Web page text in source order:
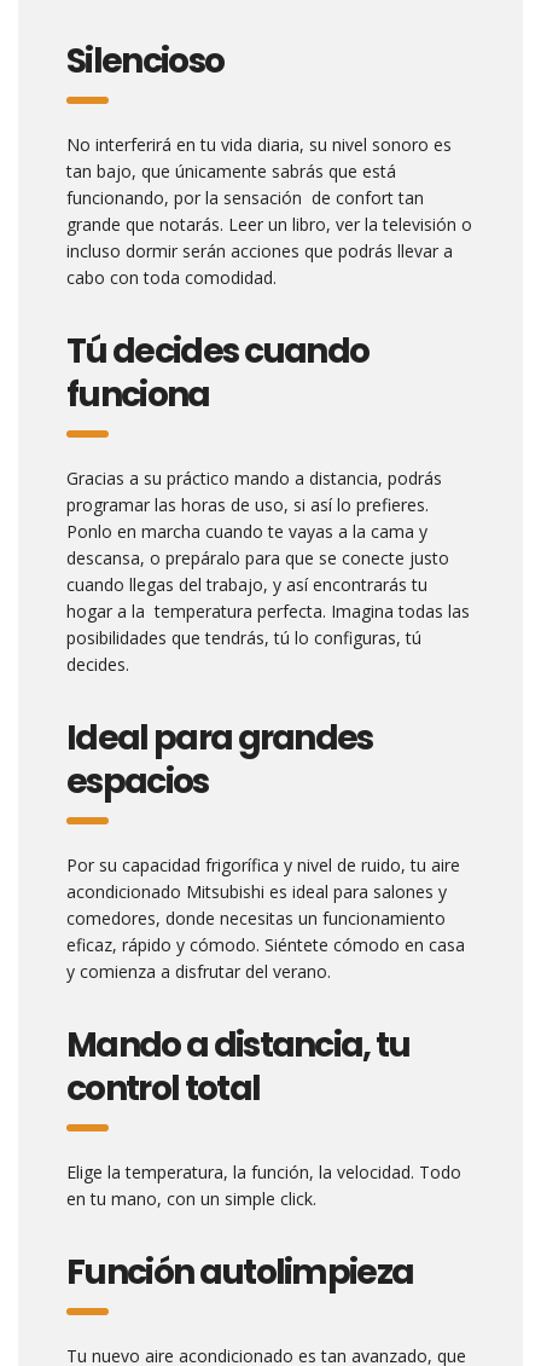
Silencioso
No interferirá en tu vida diaria, su nivel sonoro es
tan bajo, que únicamente sabrás que está
funcionando, por la sensación de confort tan
grande que notarás. Leer un libro, ver la televisión o
incluso dormir serán acciones que podrás llevar a
cabo con toda comodidad.
Tú decides cuando
funciona
Gracias a su práctico mando a distancia, podrás
programar las horas de uso, si así lo prefieres.
Ponlo en marcha cuando te vayas a la cama y
descansa, o prepáralo para que se conecte justo
cuando llegas del trabajo, y así encontrarás tu
hogar a la temperatura perfecta. Imagina todas las
posibilidades que tendrás, tú lo configuras, tú
decides.
Ideal para grandes
espacios
Por su capacidad frigorífica y nivel de ruido, tu aire
acondicionado Mitsubishi es ideal para salones y
comedores, donde necesitas un funcionamiento
eficaz, rápido y cómodo. Siéntete cómodo en casa
y comienza a disfrutar del verano.
Mando a distancia, tu
control total
Elige la temperatura, la función, la velocidad. Todo
en tu mano, con un simple click.
Función autolimpieza
Tu nuevo aire acondicionado es tan avanzado, que